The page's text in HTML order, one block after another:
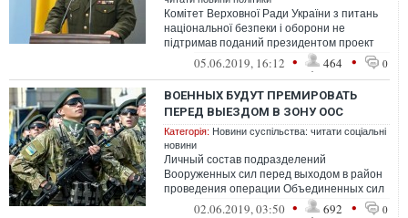
Комітет Верховної Ради України з питань
національної безпеки і оборони не
підтримав поданий президентом проект
постанови про звільнення Степана
05.06.2019, 16:12 • 464 • 0
ВОЕННЫХ БУДУТ ПРЕМИРОВАТЬ
ПЕРЕД ВЫЕЗДОМ В ЗОНУ ООС
Категорія: Новини суспільства: читати соціальні
новини
Личный состав подразделений
Вооруженных сил перед выходом в район
проведения операции Объединенных сил
на Донбассе будут премировать в размере
02.06.2019, 03:50 • 692 • 0